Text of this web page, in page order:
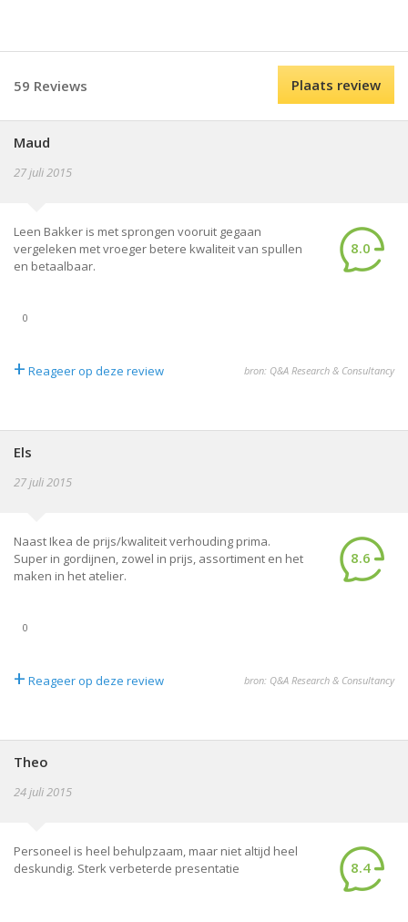
59 Reviews Plaats review
Maud
27 juli 2015
Leen Bakker is met sprongen vooruit gegaan
vergeleken met vroeger betere kwaliteit van spullen
en betaalbaar.
8.0
0
+ Reageer op deze review bron: Q&A Research & Consultancy
Els
27 juli 2015
Naast Ikea de prijs/kwaliteit verhouding prima.
Super in gordijnen, zowel in prijs, assortiment en het
maken in het atelier.
8.6
0
+ Reageer op deze review bron: Q&A Research & Consultancy
Theo
24 juli 2015
Personeel is heel behulpzaam, maar niet altijd heel
deskundig. Sterk verbeterde presentatie
8.4